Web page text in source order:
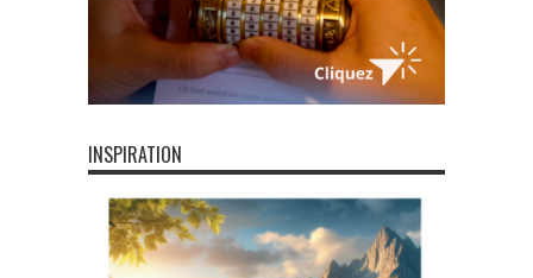
INSPIRATION